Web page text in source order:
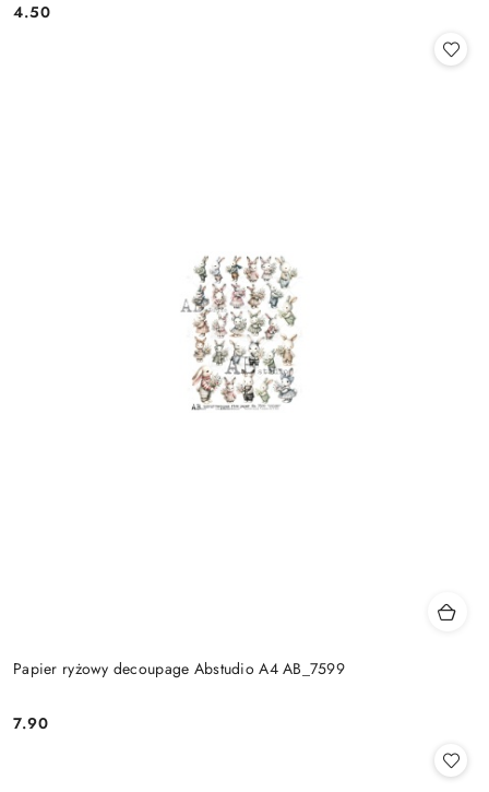
Cena:
4.50
Papier ryżowy decoupage Abstudio A4 AB_7599
Cena:
7.90